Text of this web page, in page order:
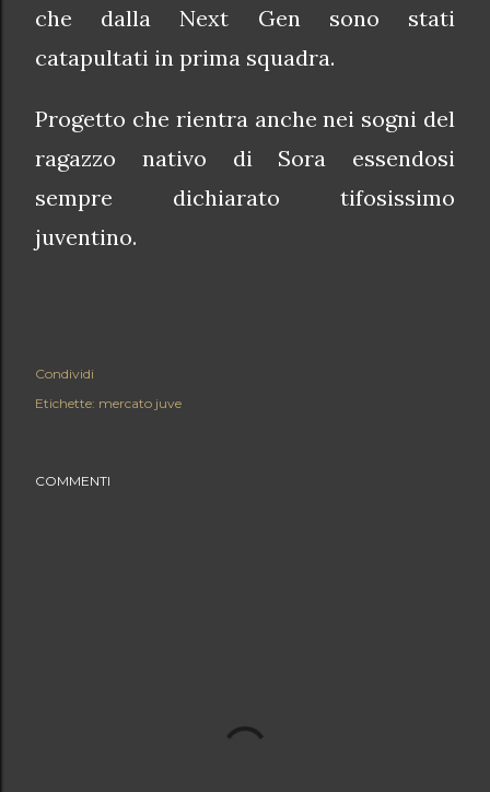
che dalla Next Gen sono stati
catapultati in prima squadra.
Progetto che rientra anche nei sogni del
ragazzo nativo di Sora essendosi
sempre dichiarato tifosissimo
juventino.
Condividi
Etichette: mercato juve
COMMENTI